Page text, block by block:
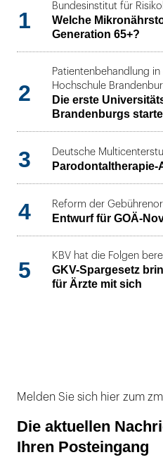
1
Bundesinstitut für
Welche
Generation 65+?
2
Patientenbehandlung
Hochschule
Die erste
Brandenburgs
3 Deutsche
4 Reform der
Entwurf für GOÄ-
5
KBV hat die Folgen
GKV-Spargesetz
für Ärzte mit sich
Melden Sie sich hier zum
Die aktuellen
Ihren Posteingang